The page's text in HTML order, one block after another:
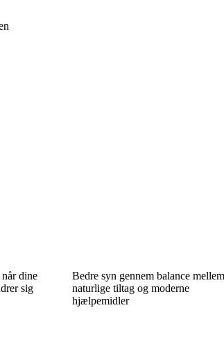
dine
sig
Bedre syn gennem balance mellem
naturlige tiltag og moderne
hjælpemidler